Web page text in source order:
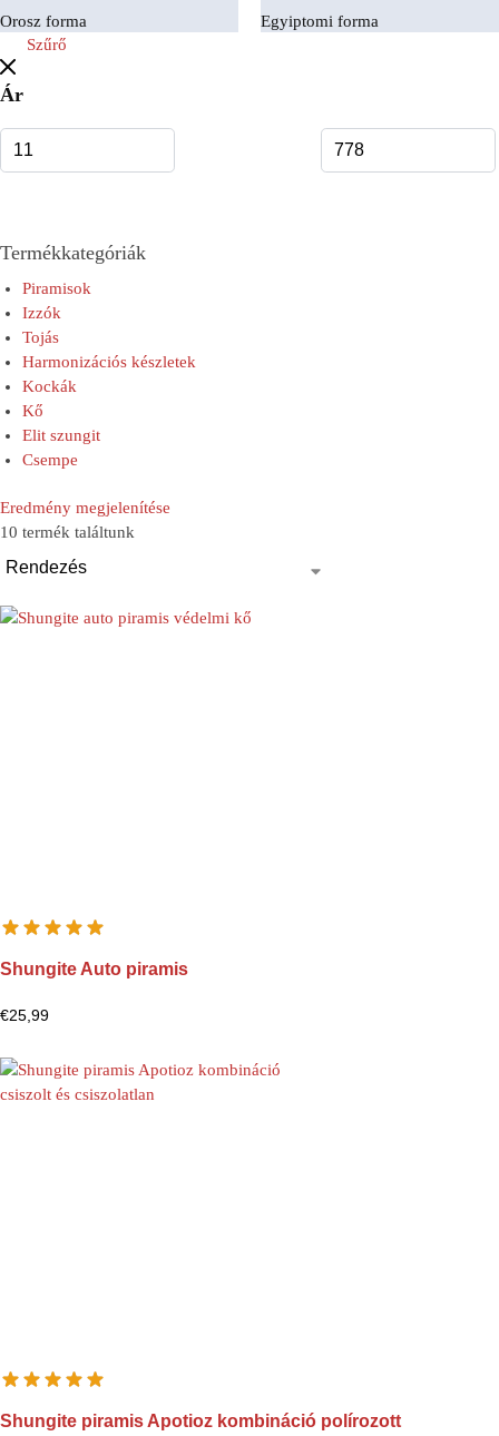
Orosz forma
Egyiptomi forma
Szűrő
Ár
Termékkategóriák
Piramisok
Izzók
Tojás
Harmonizációs készletek
Kockák
Kő
Elit szungit
Csempe
Eredmény megjelenítése
10 termék találtunk
Shungite Auto piramis
€25,99
Shungite piramis Apotioz kombináció polírozott